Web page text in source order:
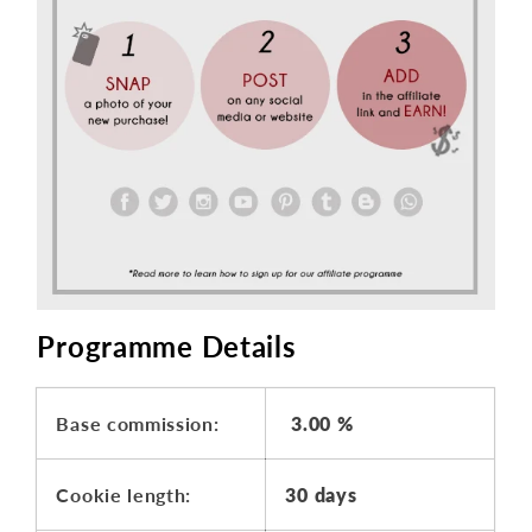
Programme Details
Base commission: 3.00 %
Cookie length: 30 days